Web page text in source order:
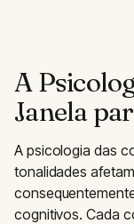
A
Janela
A psicologia das
tonalidades
cognitivos. Cada